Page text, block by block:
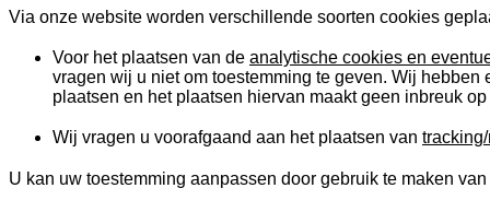
Via onze website worden verschillende soorten cookies
Voor het plaatsen van de analytische cookies en
vragen wij u niet om toestemming te geven. Wij
plaatsen en het plaatsen hiervan maakt geen inbreuk
Wij vragen u voorafgaand aan het plaatsen van
U kan uw toestemming aanpassen door gebruik te maken